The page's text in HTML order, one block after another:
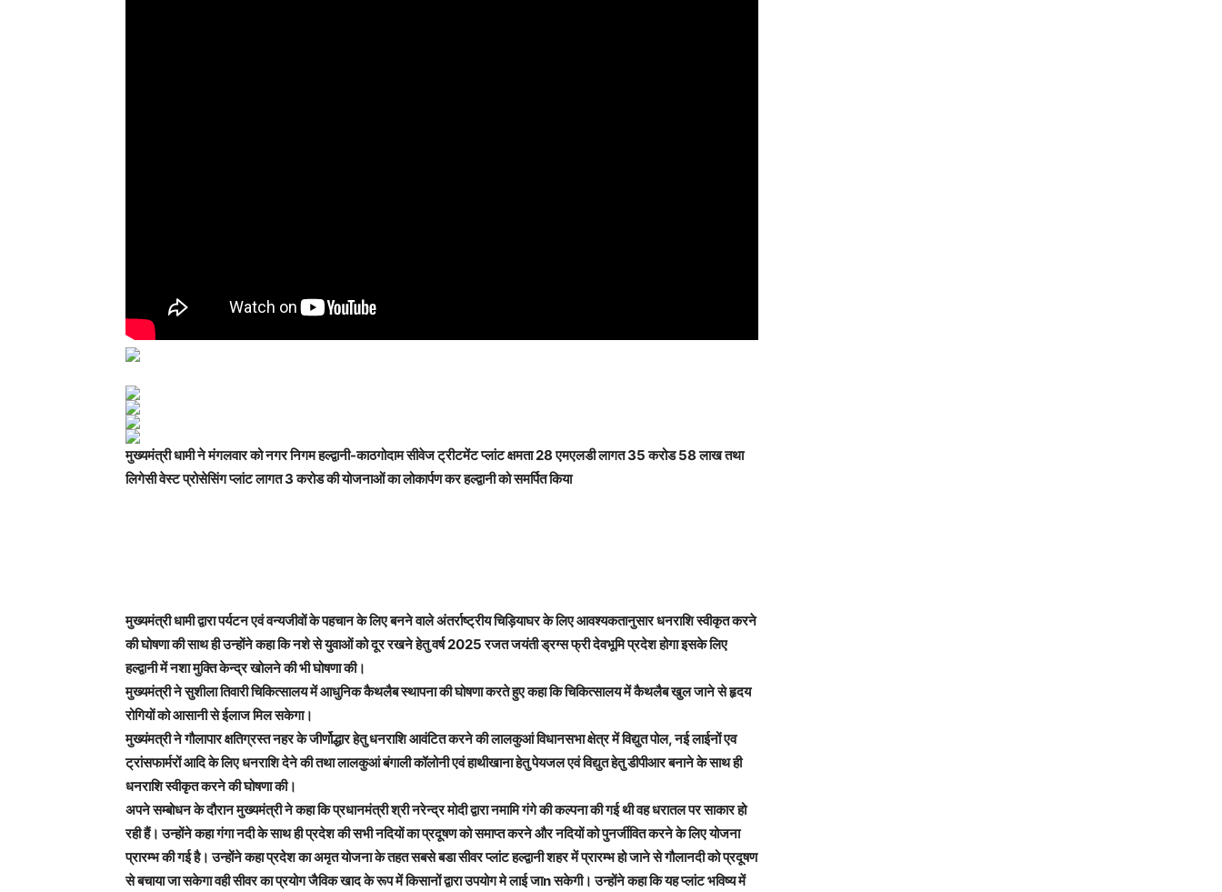
मुख्यमंत्री धामी ने मंगलवार को नगर निगम हल्द्वानी-काठगोदाम सीवेज ट्रीटमेंट प्लांट क्षमता 28 एमएलडी लागत 35 करोड 58 लाख तथा
लिगेसी वेस्ट प्रोसेसिंग प्लांट लागत 3 करोड की योजनाओं का लोकार्पण कर हल्द्वानी को समर्पित किया
मुख्यमंत्री धामी द्वारा पर्यटन एवं वन्यजीवों के पहचान के लिए बनने वाले अंतर्राष्ट्रीय चिड़ियाघर के लिए आवश्यकतानुसार धनराशि स्वीकृत करने
की घोषणा की साथ ही उन्होंने कहा कि नशे से युवाओं को दूर रखने हेतु वर्ष 2025 रजत जयंती ड्रग्स फ्री देवभूमि प्रदेश होगा इसके लिए
हल्द्वानी में नशा मुक्ति केन्द्र खोलने की भी घोषणा की।
मुख्यमंत्री ने सुशीला तिवारी चिकित्सालय में आधुनिक कैथलैब स्थापना की घोषणा करते हुए कहा कि चिकित्सालय में कैथलैब खुल जाने से हृदय
रोगियों को आसानी से ईलाज मिल सकेगा।
मुख्यंमत्री ने गौलापार क्षतिग्रस्त नहर के जीर्णोद्धार हेतु धनराशि आवंटित करने की लालकुआं विधानसभा क्षेत्र में विद्युत पोल, नई लाईनों एव
ट्रांसफार्मरों आदि के लिए धनराशि देने की तथा लालकुआं बंगाली कॉलोनी एवं हाथीखाना हेतु पेयजल एवं विद्युत हेतु डीपीआर बनाने के साथ ही
धनराशि स्वीकृत करने की घोषणा की।
अपने सम्बोधन के दौरान मुख्यमंत्री ने कहा कि प्रधानमंत्री श्री नरेन्द्र मोदी द्वारा नमामि गंगे की कल्पना की गई थी वह धरातल पर साकार हो
रही हैं। उन्होंने कहा गंगा नदी के साथ ही प्रदेश की सभी नदियों का प्रदूषण को समाप्त करने और नदियों को पुनर्जीवित करने के लिए योजना
प्रारम्भ की गई है। उन्होंने कहा प्रदेश का अमृत योजना के तहत सबसे बडा सीवर प्लांट हल्द्वानी शहर में प्रारम्भ हो जाने से गौलानदी को प्रदूषण
से बचाया जा सकेगा वही सीवर का प्रयोग जैविक खाद के रूप में किसानों द्वारा उपयोग मे लाई जाn सकेगी। उन्होंने कहा कि यह प्लांट भविष्य में